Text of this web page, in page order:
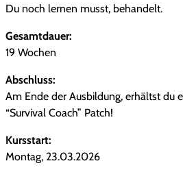
Du noch lernen musst, behandelt.
Gesamtdauer:
19 Wochen
Abschluss:
Am Ende der Ausbildung, erhältst du
“Survival Coach” Patch!
Kursstart:
Montag, 23.03.2026